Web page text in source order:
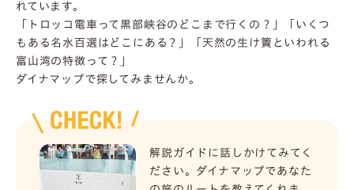
れています。
「トロッコ電車って黒部峡谷のどこまで行くの？」「いくつ
もある名水百選はどこにある？」「天然の生け簀といわれる
富山湾の特徴って？」
ダイナマップで探してみませんか。
解説ガイドに話しかけてみてく
ださい。ダイナマップであなた